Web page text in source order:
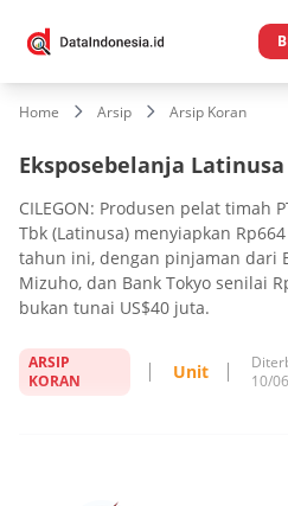
Home Arsip Arsip Koran
Eksposebelanja
CILEGON: Produsen pelat timah
Tbk (Latinusa) menyiapkan
tahun ini, dengan pinjaman dari
Mizuho, dan Bank Tokyo senilai
bukan tunai US$40 juta.
ARSIP
KORAN
Unit
10/